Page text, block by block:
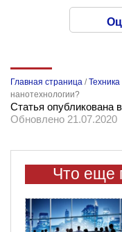
Главная страница /
нанотехнологии?
Статья опубликована в
Обновлено 21.07.2020
Что еще